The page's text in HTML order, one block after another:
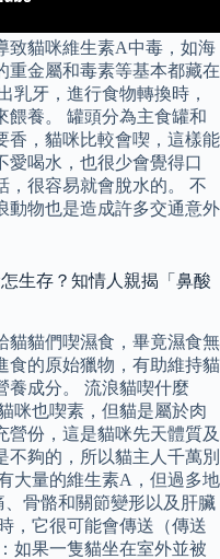
致貓咪維生素A中毒，如海
重金屬和毒素等基本都藏在
乳牙，進行食物轉換時，
餵養。 罐頭分為主食罐和
香，貓咪比較會喫，這樣能
愛喝水，也很少會覺得口
，很容易就會脫水的。 不
動物也是造成許多交通意外
生存？知情人親揭「鼻酸
貓貓們喫濕食，畢竟濕食無
食的原始獵物，有助維持貓
養成分。 流浪貓喫什麼
咪也喫素，但貓是屬於肉
營份，這是貓咪先天體質及
夠的，所以貓主人千萬別
大量的維生素A，但過多地
骨骼和關節變形以及肝臟
，它很可能會傳送（傳送
如果一隻貓坐在室外並被